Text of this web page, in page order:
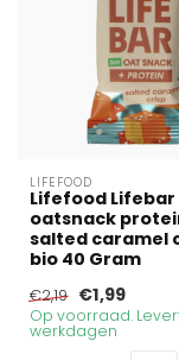
LIFEFOOD
Lifefood Lifebar
oatsnack
salted caramel
bio 40 Gram
€2,19 €1,99
Op voorraad.
werkdagen